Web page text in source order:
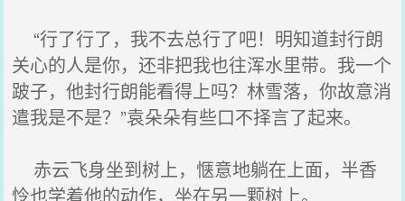
“行了行了，我不去总行了吧！明知道封行朗
关心的人是你，还非把我也往浑水里带。我一个
跛子，他封行朗能看得上吗？林雪落，你故意消
遣我是不是？”袁朵朵有些口不择言了起来。
赤云飞身坐到树上，惬意地躺在上面，半香
怜也学着他的动作，坐在另一颗树上。